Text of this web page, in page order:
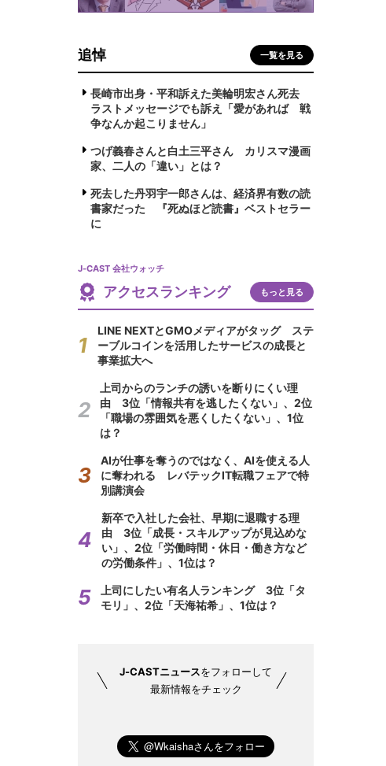
追悼 一覧を見る
長崎市出身・平和訴えた美輪明宏さん死去
ラストメッセージでも訴え「愛があれば 戦
争なんか起こりません」
つげ義春さんと白土三平さん カリスマ漫画
家、二人の「違い」とは？
死去した丹羽宇一郎さんは、経済界有数の読
書家だった 『死ぬほど読書』ベストセラー
に
J-CAST 会社ウォッチ
アクセスランキング もっと見る
LINE NEXTとGMOメディアがタッグ ステ
ーブルコインを活用したサービスの成長と
事業拡大へ
上司からのランチの誘いを断りにくい理
由 3位「情報共有を逃したくない」、2位
「職場の雰囲気を悪くしたくない」、1位
は？
AIが仕事を奪うのではなく、AIを使える人
に奪われる レバテックIT転職フェアで特
別講演会
新卒で入社した会社、早期に退職する理
由 3位「成長・スキルアップが見込めな
い」、2位「労働時間・休日・働き方など
の労働条件」、1位は？
上司にしたい有名人ランキング 3位「タ
モリ」、2位「天海祐希」、1位は？
J-CASTニュースをフォローして
最新情報をチェック